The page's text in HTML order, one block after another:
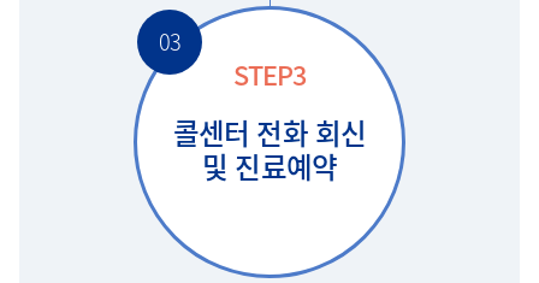
03
STEP3
콜센터 전화 회신
및 진료예약